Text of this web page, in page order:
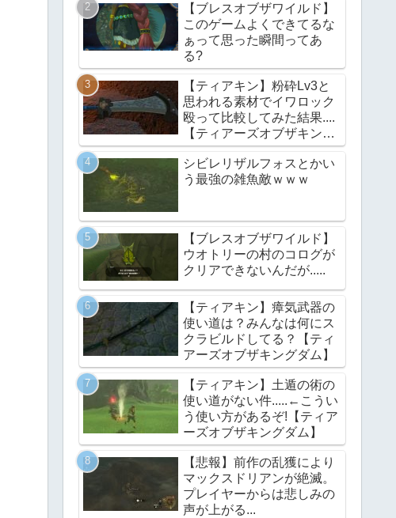
【ブレスオブザワイルド】
このゲームよくできてるな
ぁって思った瞬間ってあ
る?
【ティアキン】粉砕Lv3と
思われる素材でイワロック
殴って比較してみた結果....
【ティアーズオブザキング
ダム】
シビレリザルフォスとかい
う最強の雑魚敵ｗｗｗ
【ブレスオブザワイルド】
ウオトリーの村のコログが
クリアできないんだが.....
【ティアキン】瘴気武器の
使い道は？みんなは何にス
クラビルドしてる？【ティ
アーズオブザキングダム】
【ティアキン】土遁の術の
使い道がない件.....←こうい
う使い方があるぞ!【ティア
ーズオブザキングダム】
【悲報】前作の乱獲により
マックスドリアンが絶滅。
プレイヤーからは悲しみの
声が上がる...